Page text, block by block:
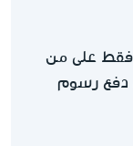
فقط على من
دفع رسوم